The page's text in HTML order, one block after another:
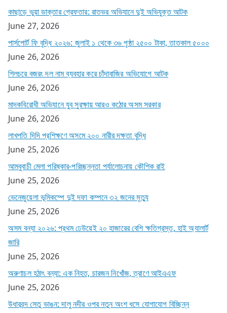
কাছাড়ে ভুয়া ডাক্তার গ্রেফতার: রাতভর অভিযানে দুই অভিযুক্ত আটক
June 27, 2026
পার্সপোর্ট ফি বৃদ্ধি ২০২৬: জুলাই ১ থেকে ৩৬ পৃষ্ঠা ২৫০০ টাকা, তাতকাল ৫০০০
June 26, 2026
শিলচরে বজরং দল নাম ব্যবহার করে চাঁদাবাজির অভিযোগে আটক
June 26, 2026
মাদকবিরোধী অভিযানে যুব সুরক্ষায় আরও কঠোর অসম সরকার
June 26, 2026
লাখপতি দিদি প্রশিক্ষণে অসমে ২০০ নারীর দক্ষতা বৃদ্ধি
June 25, 2026
আমবুবাচী মেলা পরিষ্কার-পরিচ্ছন্নতা পর্যালোচনায় কৌশিক রাই
June 25, 2026
ভেনেজুয়েলা ভূমিকম্পে দুই দফা কম্পনে ৩২ জনের মৃত্যু
June 25, 2026
অসম বন্যা ২০২৬: প্রথম ঢেউয়েই ২০ হাজারের বেশি ক্ষতিগ্রস্ত, হাই অ্যালার্ট
জারি
June 25, 2026
অরুণাচল হঠাৎ বন্যা: এক নিহত, চারজন নিখোঁজ, ত্রাণে আইএএফ
June 25, 2026
উধারবন্দ সেতু ভাঙন: দালু নদীর ওপর নতুন অংশ ধসে যোগাযোগ বিচ্ছিন্ন